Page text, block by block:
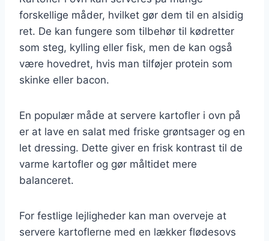
forskellige måder, hvilket gør dem til en alsidig
ret. De kan fungere som tilbehør til kødretter
som steg, kylling eller fisk, men de kan også
være hovedret, hvis man tilføjer protein som
skinke eller bacon.
En populær måde at servere kartofler i ovn på
er at lave en salat med friske grøntsager og en
let dressing. Dette giver en frisk kontrast til de
varme kartofler og gør måltidet mere
balanceret.
For festlige lejligheder kan man overveje at
servere kartoflerne med en lækker flødesovs